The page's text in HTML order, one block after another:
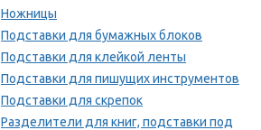
Ножницы
Подставки для бумажных блоков
Подставки для клейкой ленты
Подставки для пишущих инструментов
Подставки для скрепок
Разделители для книг, подставки под